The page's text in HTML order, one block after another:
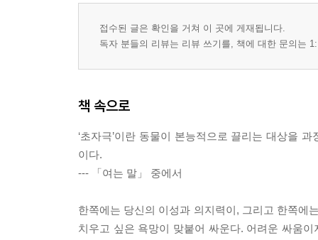
접수된 글은 확인을 거쳐 이 곳에 게재됩니다.
독자 분들의 리뷰는 리뷰 쓰기를, 책에 대한 문의는
책 속으로
‘초자극’이란 동물이 본능적으로 끌리는 대상을
이다.
--- 「여는 말」 중에서
한쪽에는 당신의 이성과 의지력이, 그리고 한쪽에
치우고 싶은 욕망이 맞붙어 싸운다. 어려운 싸움